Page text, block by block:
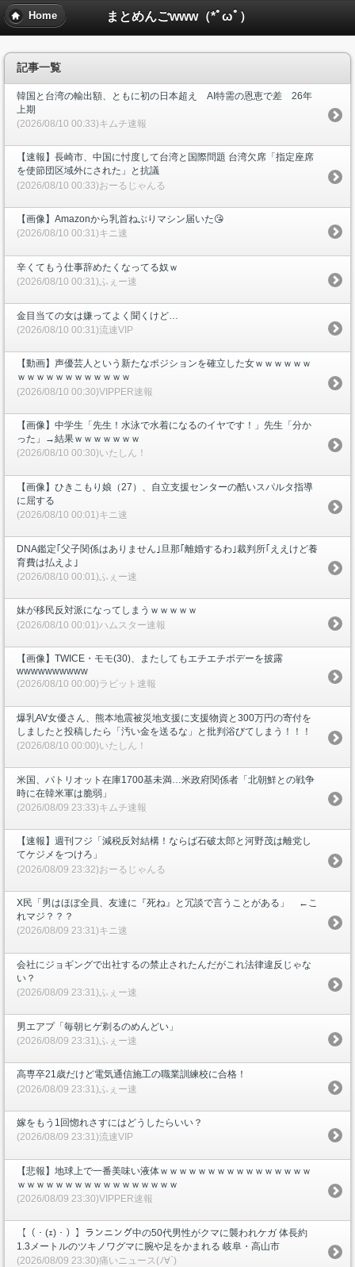
まとめんごwww（*ﾟωﾟ）
Home
記事一覧
韓国と台湾の輸出額、ともに初の日本超え AI特需の恩恵で差 26年
上期
(2026/08/10 00:33)キムチ速報
【速報】長崎市、中国に忖度して台湾と国際問題 台湾欠席「指定座席
を使節団区域外にされた」と抗議
(2026/08/10 00:33)おーるじゃんる
【画像】Amazonから乳首ねぶりマシン届いた😘
(2026/08/10 00:31)キニ速
辛くてもう仕事辞めたくなってる奴ｗ
(2026/08/10 00:31)ふぇー速
金目当ての女は嫌ってよく聞くけど…
(2026/08/10 00:31)流速VIP
【動画】声優芸人という新たなポジションを確立した女ｗｗｗｗｗｗ
ｗｗｗｗｗｗｗｗｗｗｗｗ
(2026/08/10 00:30)VIPPER速報
【画像】中学生「先生！水泳で水着になるのイヤです！」先生「分か
った」→結果ｗｗｗｗｗｗｗ
(2026/08/10 00:30)いたしん！
【画像】ひきこもり娘（27）、自立支援センターの酷いスパルタ指導
に屈する
(2026/08/10 00:01)キニ速
DNA鑑定｢父子関係はありません｣旦那｢離婚するわ｣裁判所｢ええけど養
育費は払えよ｣
(2026/08/10 00:01)ふぇー速
妹が移民反対派になってしまうｗｗｗｗｗ
(2026/08/10 00:01)ハムスター速報
【画像】TWICE・モモ(30)、またしてもエチエチボデーを披露
wwwwwwwwww
(2026/08/10 00:00)ラビット速報
爆乳AV女優さん、熊本地震被災地支援に支援物資と300万円の寄付を
しましたと投稿したら「汚い金を送るな」と批判浴びてしまう！！！
(2026/08/10 00:00)いたしん！
米国、パトリオット在庫1700基未満…米政府関係者「北朝鮮との戦争
時に在韓米軍は脆弱」
(2026/08/09 23:33)キムチ速報
【速報】週刊フジ「減税反対結構！ならば石破太郎と河野茂は離党し
てケジメをつけろ」
(2026/08/09 23:32)おーるじゃんる
X民「男はほぼ全員、友達に『死ね』と冗談で言うことがある」 ←こ
れマジ？？？
(2026/08/09 23:31)キニ速
会社にジョギングで出社するの禁止されたんだがこれ法律違反じゃな
い？
(2026/08/09 23:31)ふぇー速
男エアプ「毎朝ヒゲ剃るのめんどい」
(2026/08/09 23:31)ふぇー速
高専卒21歳だけど電気通信施工の職業訓練校に合格！
(2026/08/09 23:31)ふぇー速
嫁をもう1回惚れさすにはどうしたらいい？
(2026/08/09 23:31)流速VIP
【悲報】地球上で一番美味い液体ｗｗｗｗｗｗｗｗｗｗｗｗｗｗｗｗ
ｗｗｗｗｗｗｗｗｗｗｗｗｗｗｗｗｗ
(2026/08/09 23:30)VIPPER速報
【（・(ｪ)・）】ランニング中の50代男性がクマに襲われケガ 体長約
1.3メートルのツキノワグマに腕や足をかまれる 岐阜・高山市
(2026/08/09 23:30)痛いニュース(ﾉ∀`)